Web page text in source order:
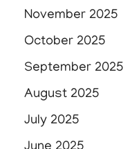
November 2025
October 2025
September 2025
August 2025
July 2025